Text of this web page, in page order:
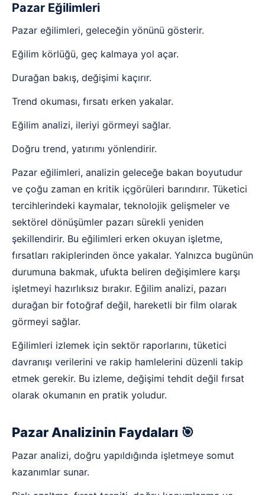
Pazar Eğilimleri
Pazar eğilimleri, geleceğin yönünü gösterir.
Eğilim körlüğü, geç kalmaya yol açar.
Durağan bakış, değişimi kaçırır.
Trend okuması, fırsatı erken yakalar.
Eğilim analizi, ileriyi görmeyi sağlar.
Doğru trend, yatırımı yönlendirir.
Pazar eğilimleri, analizin geleceğe bakan boyutudur
ve çoğu zaman en kritik içgörüleri barındırır. Tüketici
tercihlerindeki kaymalar, teknolojik gelişmeler ve
sektörel dönüşümler pazarı sürekli yeniden
şekillendirir. Bu eğilimleri erken okuyan işletme,
fırsatları rakiplerinden önce yakalar. Yalnızca bugünün
durumuna bakmak, ufukta beliren değişimlere karşı
işletmeyi hazırlıksız bırakır. Eğilim analizi, pazarı
durağan bir fotoğraf değil, hareketli bir film olarak
görmeyi sağlar.
Eğilimleri izlemek için sektör raporlarını, tüketici
davranışı verilerini ve rakip hamlelerini düzenli takip
etmek gerekir. Bu izleme, değişimi tehdit değil fırsat
olarak okumanın en pratik yoludur.
Pazar Analizinin Faydaları 🎯
Pazar analizi, doğru yapıldığında işletmeye somut
kazanımlar sunar.